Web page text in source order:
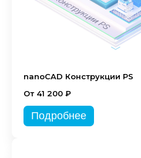
nanoCAD Конструкции PS
От 41 200 ₽
Подробнее